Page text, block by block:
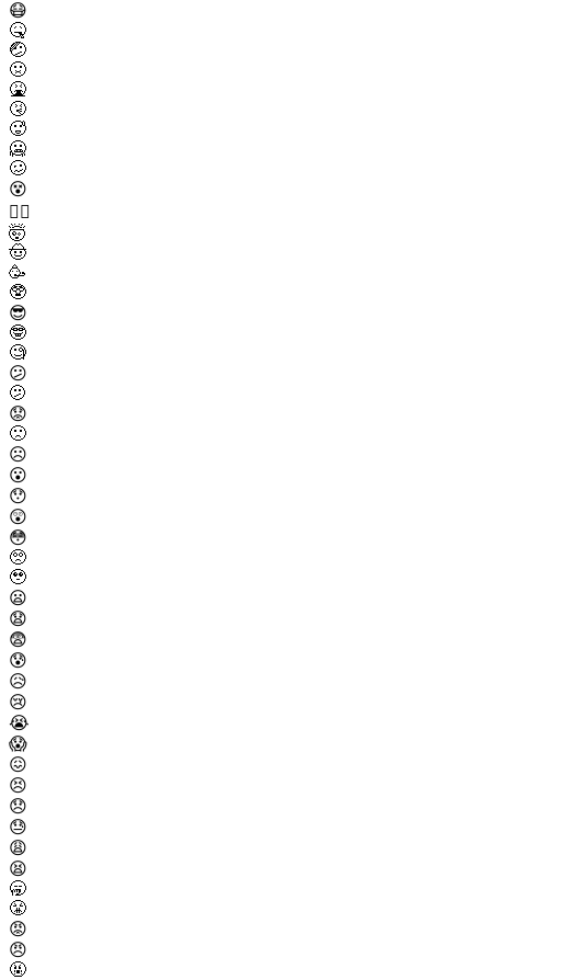
😷
🤒
🤕
🤢
🤮
🤧
🥵
🥶
🥴
😵
😵‍💫
🤯
🤠
🥳
🥸
😎
🤓
🧐
😕
🫤
😟
🙁
☹️
😮
😯
😲
😳
🥺
🥹
😦
😧
😨
😰
😥
😢
😭
😱
😖
😣
😞
😓
😩
😫
🥱
😤
😡
😠
🤬